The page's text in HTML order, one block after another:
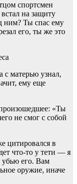
спортсмен
на защиту
ним? Ты спас ему
его, ты же это
с матерью узнал,
ему еще
«Ты
не смог с собой
цитировался в
что-то у тети — я
убью его. Вам
оружие, иначе